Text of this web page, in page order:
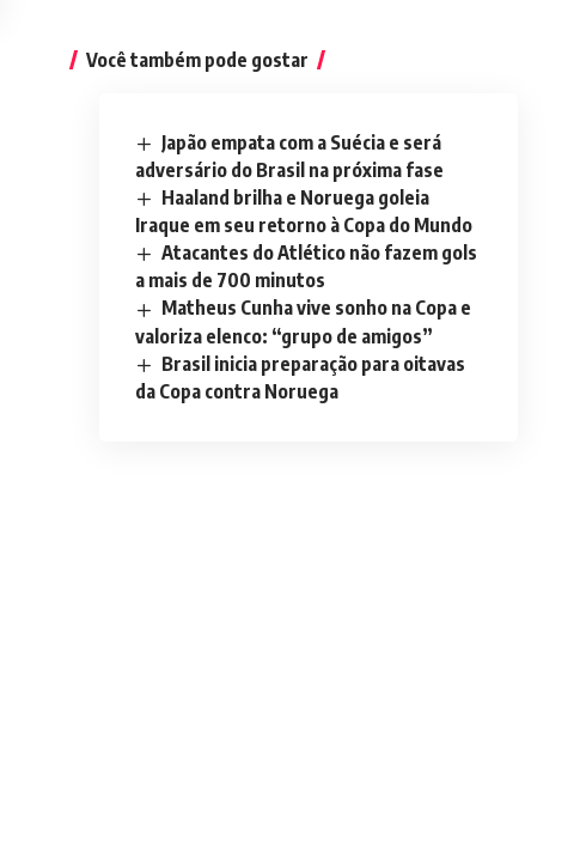
Você também pode gostar
Japão empata com a Suécia e será
adversário do Brasil na próxima fase
Haaland brilha e Noruega goleia
Iraque em seu retorno à Copa do Mundo
Atacantes do Atlético não fazem gols
a mais de 700 minutos
Matheus Cunha vive sonho na Copa e
valoriza elenco: “grupo de amigos”
Brasil inicia preparação para oitavas
da Copa contra Noruega